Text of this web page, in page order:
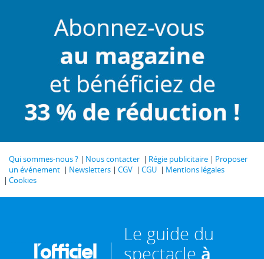
Qui sommes-nous ? Nous contacter Régie publicitaire
Proposer
un événement
Newsletters CGV CGU
Mentions légales
Cookies
Le guide du
spectacle à